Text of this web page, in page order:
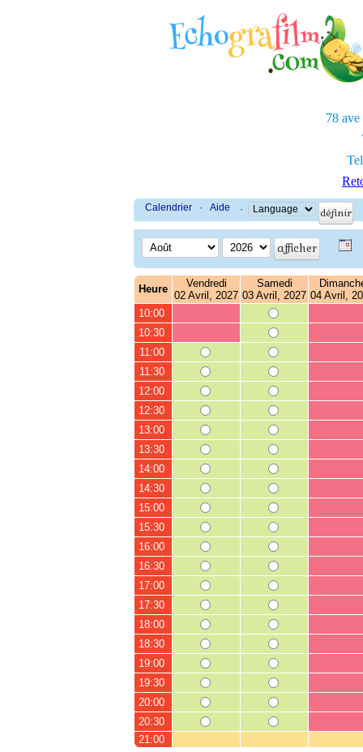
78 ave
Calendrier · Aide ·
Heure
Vendredi
02 Avril, 2027
Samedi
03 Avril, 2027 04 Avril,
10:00
10:30
11:00
11:30
12:00
12:30
13:00
13:30
14:00
14:30
15:00
15:30
16:00
16:30
17:00
17:30
18:00
18:30
19:00
19:30
20:00
20:30
21:00